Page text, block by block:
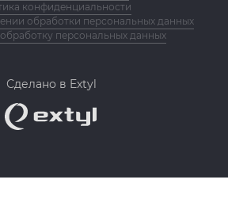
конфиденциальности
обработки персональных данных
персональных данных
Сделано в Extyl